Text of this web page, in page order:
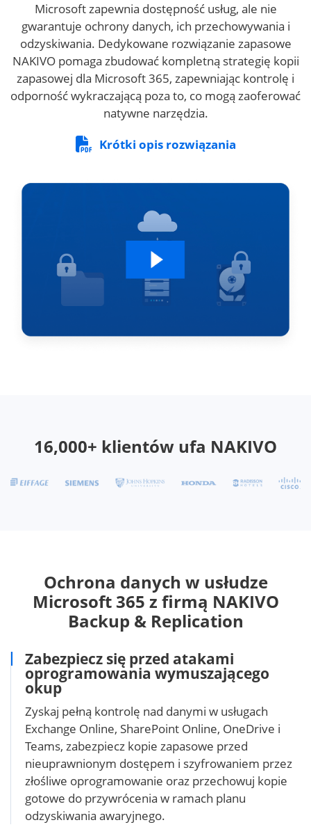
Microsoft zapewnia dostępność usług, ale nie
gwarantuje ochrony danych, ich przechowywania i
odzyskiwania. Dedykowane rozwiązanie zapasowe
NAKIVO pomaga zbudować kompletną strategię kopii
zapasowej dla Microsoft 365, zapewniając kontrolę i
odporność wykraczającą poza to, co mogą zaoferować
natywne narzędzia.
Krótki opis rozwiązania
16,000+ klientów ufa NAKIVO
Ochrona danych w usłudze
Microsoft 365 z firmą NAKIVO
Backup & Replication
Zabezpiecz się przed atakami
oprogramowania wymuszającego
okup
Zyskaj pełną kontrolę nad danymi w usługach
Exchange Online, SharePoint Online, OneDrive i
Teams, zabezpiecz kopie zapasowe przed
nieuprawnionym dostępem i szyfrowaniem przez
złośliwe oprogramowanie oraz przechowuj kopie
gotowe do przywrócenia w ramach planu
odzyskiwania awaryjnego.